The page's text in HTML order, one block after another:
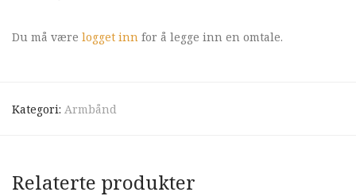
Du må være logget inn for å legge inn en omtale.
Kategori: Armbånd
Relaterte produkter